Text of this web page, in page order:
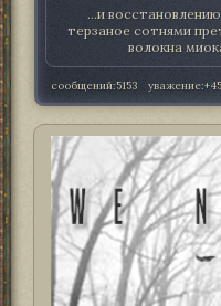
...и
терзаное сотнями
волокна
сообщений:5153 уважение: